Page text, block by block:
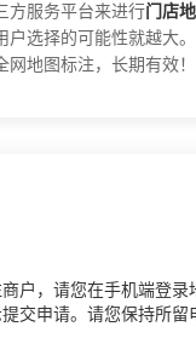
方服务平台来进行门店
户选择的可能性就越大
网地图标注，长期有
户，请您在手机端登
交申请。请您保持所